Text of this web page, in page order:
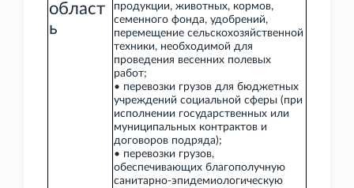
област
ь
продукции, животных, кормов,
семенного фонда, удобрений,
перемещение сельскохозяйственной
техники, необходимой для
проведения весенних полевых
работ;
• перевозки грузов для бюджетных
учреждений социальной сферы (при
исполнении государственных или
муниципальных контрактов и
договоров подряда);
• перевозки грузов,
обеспечивающих благополучную
санитарно-эпидемиологическую